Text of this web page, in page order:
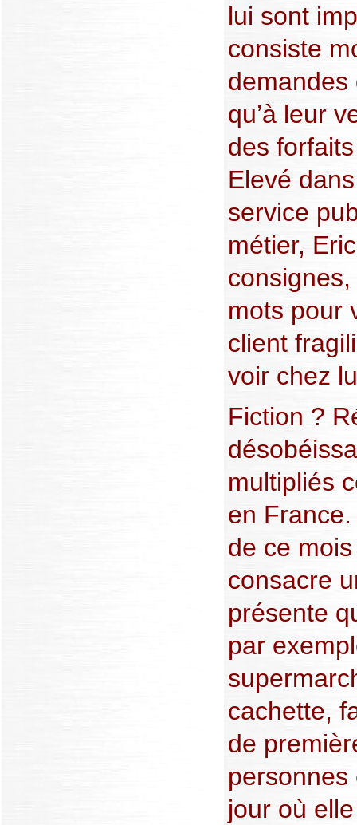
lui sont
consiste
demandes
qu’à leur
des
Elevé
service
métier,
mots pour
client
voir chez
Fiction ?
multipliés
en
de ce
consacre
présente
par
cachette,
de
personnes
jour où